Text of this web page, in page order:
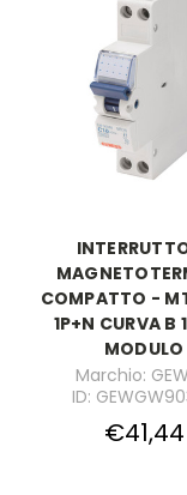
COMPATTO -
1P+N CURVA B
MODULO
Marchio:
ID:
€41,44